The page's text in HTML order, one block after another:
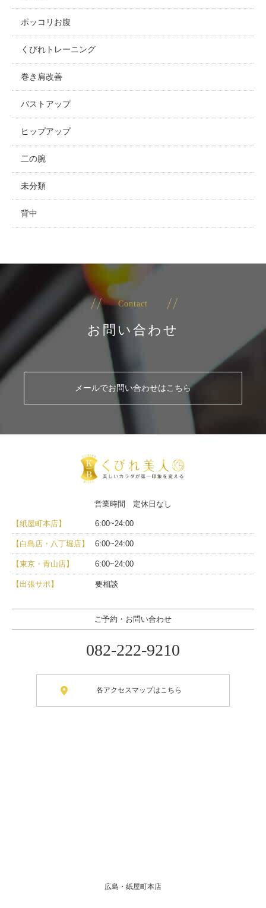
ポッコリお腹
くびれトレーニング
巻き肩改善
バストアップ
ヒップアップ
二の腕
未分類
背中
Contact
お問い合わせ
メールでお問い合わせはこちら
営業時間 定休日なし
【紙屋町本店】 6:00~24:00
【白島店・八丁堀店】 6:00~24:00
【東京・青山店】 6:00~24:00
【出張サポ】 要相談
ご予約・お問い合わせ
082-222-9210
各アクセスマップはこちら
広島・紙屋町本店